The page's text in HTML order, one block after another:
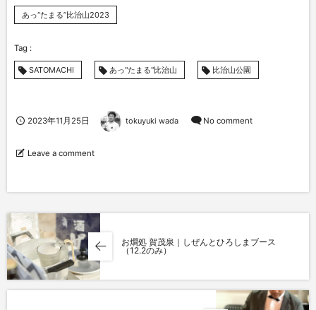
あっ“たまる”比治山2023
SATOMACHI あっ"たまる"比治山 比治山公園
2023年11月25日 tokuyuki wada No comment
Leave a comment
お燗処 賀茂泉｜しぜんとひろしまブース
（12.2のみ）